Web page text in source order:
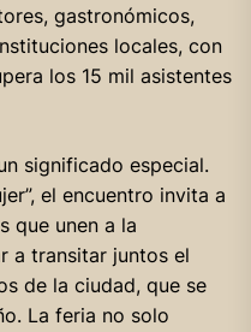
gastronómicos,
locales, con
los 15 mil asistentes
significado especial.
el encuentro invita a
que unen a la
a transitar juntos el
de la ciudad, que se
La feria no solo